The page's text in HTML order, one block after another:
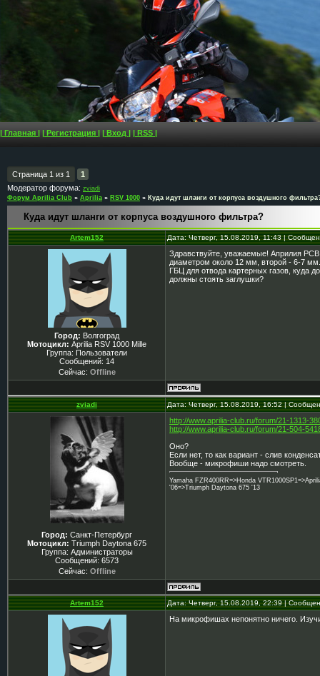
| Главная | | Регистрация | | Вход | | RSS |
Страница 1 из 1
1
Модератор форума: zviadi
Форум Aprilia Club » Aprilia » RSV 1000 » Куда идут шланги от корпуса воздушного
Куда идут шланги от корпуса воздушного фильтра?
Artem152 Дата: Четверг, 15.08.2019, 11:43 |
Город: Волгоград
Мотоцикл: Aprilia RSV 1000 Mille
Группа: Пользователи
Сообщений: 14
Сейчас: Offline
Здравствуйте, уважаемые! Априлия РСВ
диаметром около 12 мм, второй - 6-7
ГБЦ для отвода картерных газов,
должны стоять заглушки?
zviadi Дата: Четверг, 15.08.2019, 16:52 |
Город: Санкт-Петербург
Мотоцикл: Triumph Daytona 675
Группа: Администраторы
Сообщений: 6573
Сейчас: Offline
http://www.aprilia-club.ru/forum/21-1313-
http://www.aprilia-club.ru/forum/21-504-
Оно?
Если нет, то как вариант - слив
Вообще - микрофиши надо смотреть.
Yamaha FZR400RR=>Honda
'06=>Triumph Daytona 675 '13
Artem152 Дата: Четверг, 15.08.2019, 22:39 |
На микрофишах непонятно ничего.